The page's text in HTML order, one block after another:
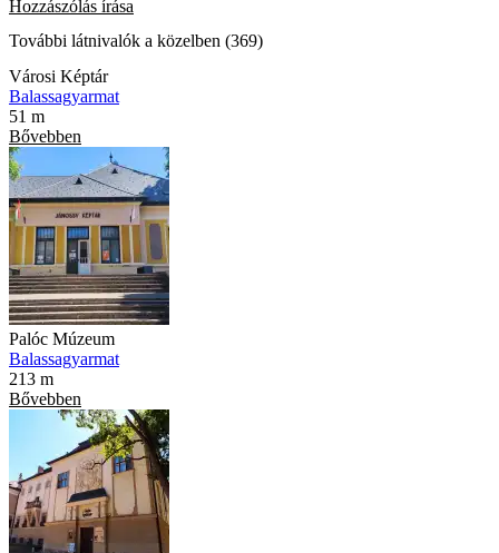
Hozzászólás írása
További látnivalók a közelben (369)
Városi Képtár
Balassagyarmat
51 m
Bővebben
Palóc Múzeum
Balassagyarmat
213 m
Bővebben